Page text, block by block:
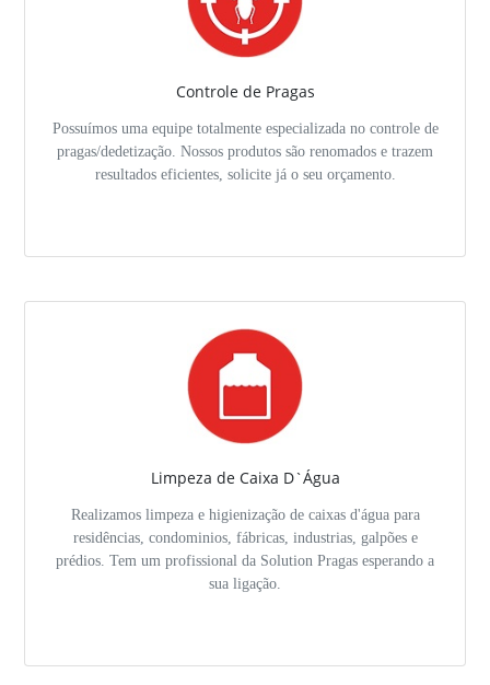
Controle de Pragas
Possuímos uma equipe totalmente especializada no controle de
pragas/dedetização. Nossos produtos são renomados e trazem
resultados eficientes, solicite já o seu orçamento.
Limpeza de Caixa D`Água
Realizamos limpeza e higienização de caixas d'água para
residências, condominios, fábricas, industrias, galpões e
prédios. Tem um profissional da Solution Pragas esperando a
sua ligação.